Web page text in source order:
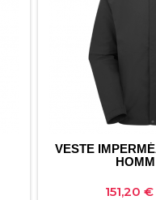
VESTE
Prix
151,20 €